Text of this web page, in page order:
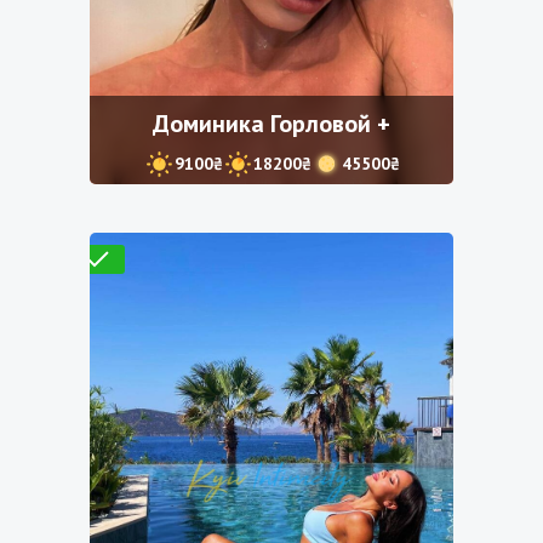
Доминика Горловой +
9100₴ 18200₴ 45500₴